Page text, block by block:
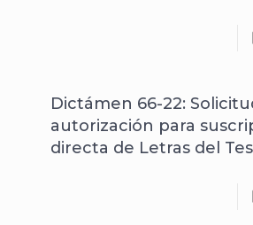
Dictámen 66-22:
autorización para
directa de Letras del